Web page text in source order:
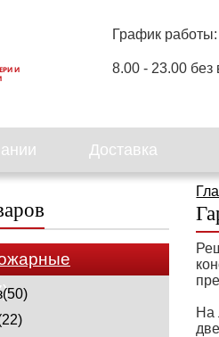
И
График работы:
8.00 - 23.00 без
Доставка
На